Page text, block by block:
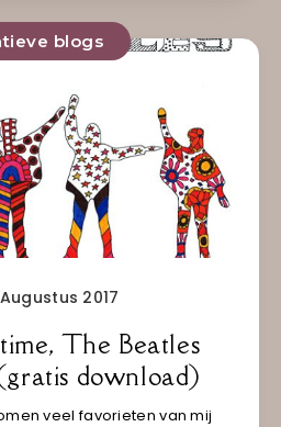
blogs
2017
The Beatles
download)
veel favorieten van mij